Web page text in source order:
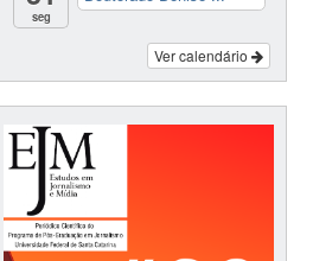
seg
Ver calendário